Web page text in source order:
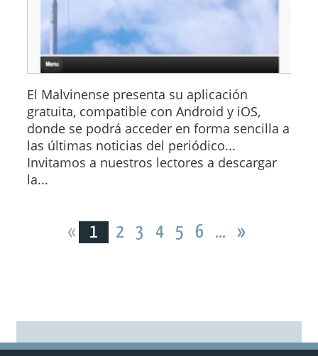
El Malvinense presenta su aplicación
gratuita, compatible con Android y iOS,
donde se podrá acceder en forma sencilla a
las últimas noticias del periódico...
Invitamos a nuestros lectores a descargar
la...
« 1 2 3 4 5 6 ... »